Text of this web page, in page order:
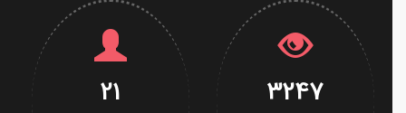
3247
21